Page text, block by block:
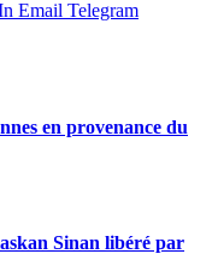
Email Telegram
en provenance du
Sinan libéré par